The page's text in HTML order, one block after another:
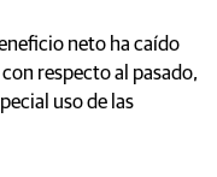
neto ha caído
respecto al pasado,
uso de las